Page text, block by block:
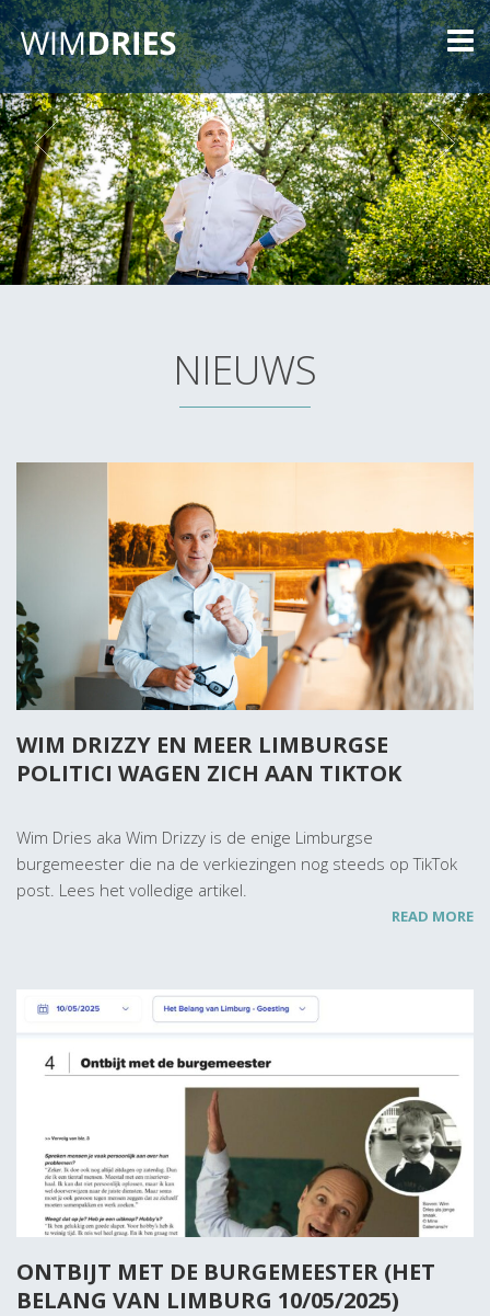
NIEUWS
WIM DRIZZY EN MEER LIMBURGSE
POLITICI WAGEN ZICH AAN TIKTOK
Wim Dries aka Wim Drizzy is de enige Limburgse
burgemeester die na de verkiezingen nog steeds op TikTok
post. Lees het volledige artikel.
READ MORE
ONTBIJT MET DE BURGEMEESTER (HET
BELANG VAN LIMBURG 10/05/2025)